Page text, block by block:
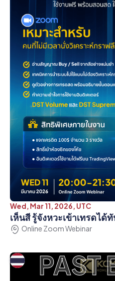
Wed, Mar 11, 2026, UTC
เห็นสี รู้จังหวะเข้าเทรดได้
Online Zoom Webinar
PAST